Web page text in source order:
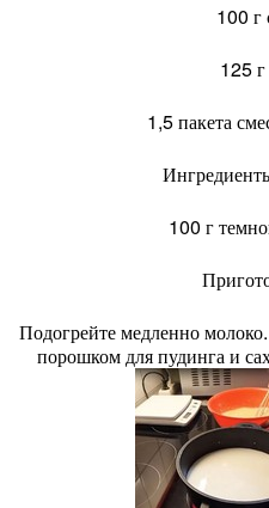
100 г
125
1,5 пакета
100 г
Подогрейте медленно
порошком для пудинга и